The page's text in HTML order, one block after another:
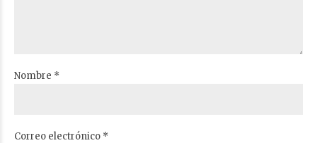
Nombre *
Correo electrónico *